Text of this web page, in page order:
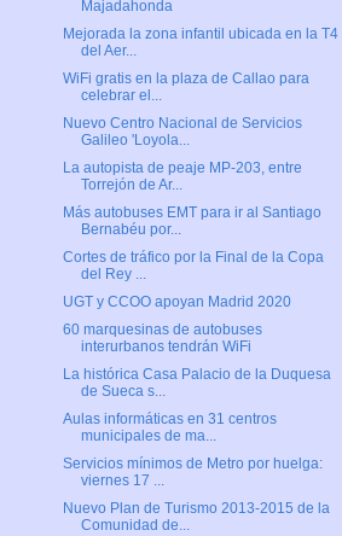
Majadahonda
Mejorada la zona infantil ubicada en la T4
del Aer...
WiFi gratis en la plaza de Callao para
celebrar el...
Nuevo Centro Nacional de Servicios
Galileo 'Loyola...
La autopista de peaje MP-203, entre
Torrejón de Ar...
Más autobuses EMT para ir al Santiago
Bernabéu por...
Cortes de tráfico por la Final de la Copa
del Rey ...
UGT y CCOO apoyan Madrid 2020
60 marquesinas de autobuses
interurbanos tendrán WiFi
La histórica Casa Palacio de la Duquesa
de Sueca s...
Aulas informáticas en 31 centros
municipales de ma...
Servicios mínimos de Metro por huelga:
viernes 17 ...
Nuevo Plan de Turismo 2013-2015 de la
Comunidad de...